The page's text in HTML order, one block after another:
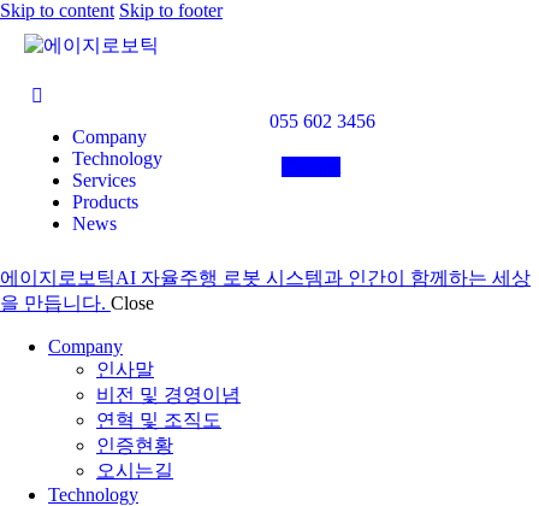
Skip to content Skip to footer
Company
Technology
Services
Products
News
055 602 3456
에이지로보틱AI 자율주행 로봇 시스템과 인간이 함께하는 세상
을 만듭니다. Close
Company
인사말
비전 및 경영이념
연혁 및 조직도
인증현황
오시는길
Technology